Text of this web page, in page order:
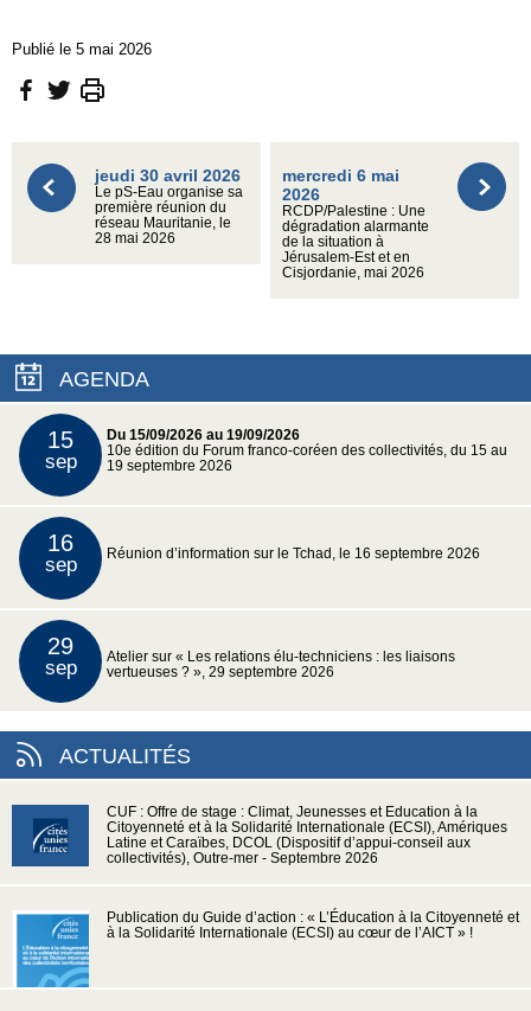
Publié le 5 mai 2026
jeudi 30 avril 2026
Le pS-Eau organise sa
première réunion du
réseau Mauritanie, le
28 mai 2026
mercredi 6 mai
2026
RCDP/Palestine : Une
dégradation alarmante
de la situation à
Jérusalem-Est et en
Cisjordanie, mai 2026
AGENDA
15
sep
Du 15/09/2026 au 19/09/2026
10e édition du Forum franco-coréen des collectivités, du 15 au
19 septembre 2026
16
sep Réunion d’information sur le Tchad, le 16 septembre 2026
29
sep
Atelier sur « Les relations élu-techniciens : les liaisons
vertueuses ? », 29 septembre 2026
ACTUALITÉS
CUF : Offre de stage : Climat, Jeunesses et Education à la
Citoyenneté et à la Solidarité Internationale (ECSI), Amériques
Latine et Caraïbes, DCOL (Dispositif d’appui-conseil aux
collectivités), Outre-mer - Septembre 2026
Publication du Guide d’action : « L’Éducation à la Citoyenneté et
à la Solidarité Internationale (ECSI) au cœur de l’AICT » !